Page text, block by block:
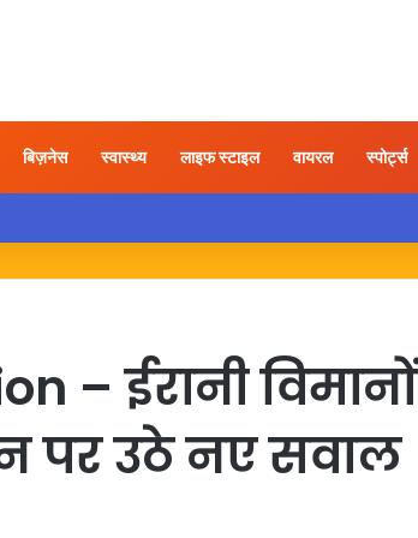
बिज़नेस स्वास्थ्य लाइफ स्टाइल वायरल स्पोर्ट्स
होने के बाद अयोध्या पहुंचे बृजभूषण, समर्थकों ने किया स्वागत
– ईरानी विमानों
पर उठे नए सवाल